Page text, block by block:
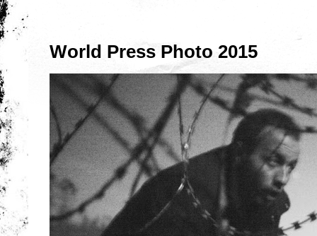
World Press Photo 2015